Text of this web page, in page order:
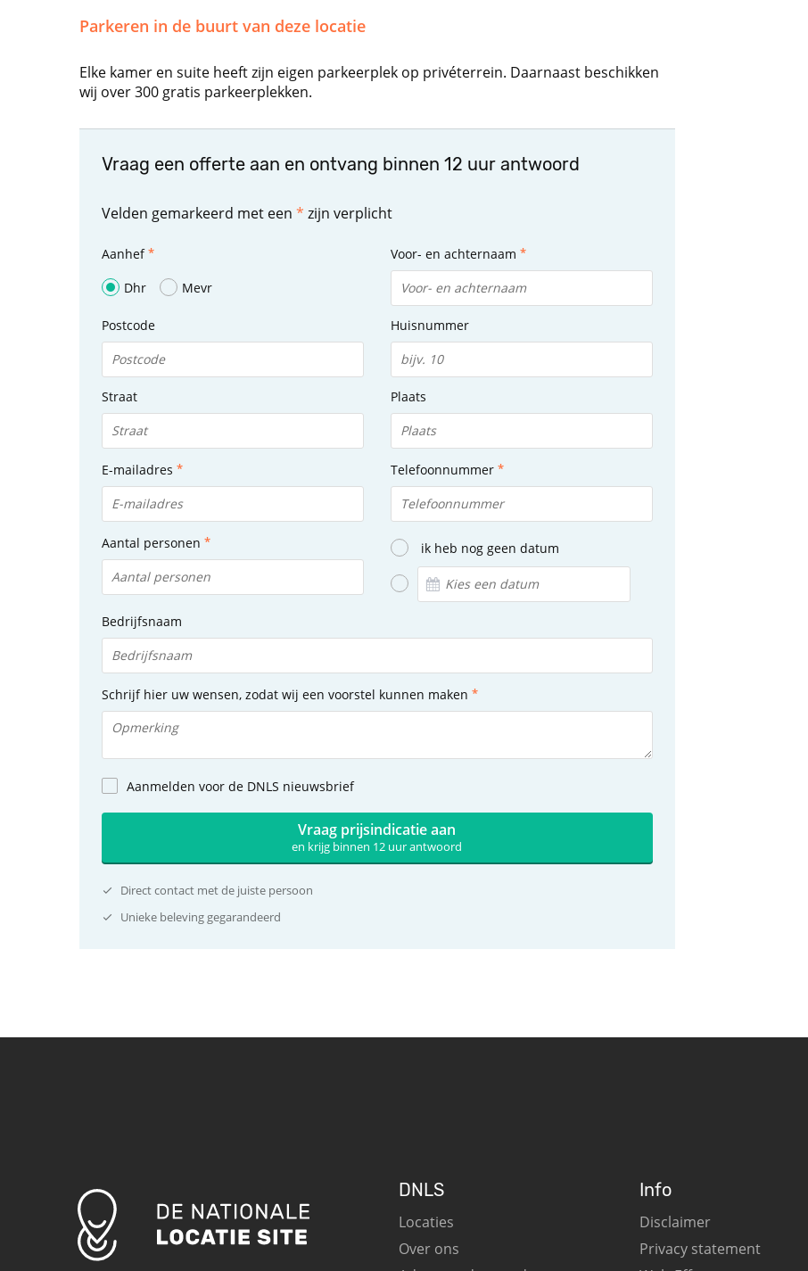
Parkeren in de buurt van deze locatie
Elke kamer en suite heeft zijn eigen parkeerplek op privéterrein. Daarnaast beschikken
wij over 300 gratis parkeerplekken.
Vraag een offerte aan en ontvang binnen 12 uur antwoord
Velden gemarkeerd met een * zijn verplicht
Aanhef
Dhr
Mevr
Voor- en achternaam
Postcode Huisnummer
Straat Plaats
E-mailadres Telefoonnummer
Aantal personen ik heb nog geen datum
Bedrijfsnaam
Schrijf hier uw wensen, zodat wij een voorstel kunnen maken
Aanmelden voor de DNLS nieuwsbrief
Vraag prijsindicatie aan
en krijg binnen 12 uur antwoord
Direct contact met de juiste persoon
Unieke beleving gegarandeerd
DNLS
Locaties
Over ons
Info
Disclaimer
Privacy statement